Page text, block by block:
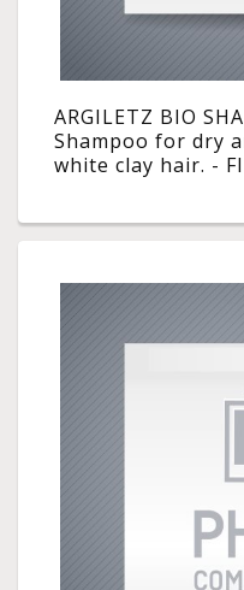
ARGILETZ BIO
Shampoo for dry
white clay hair. -